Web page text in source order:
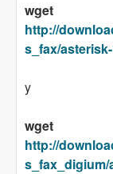
wget
http://
s_fax/
y
wget
http://
s_fax_digium/